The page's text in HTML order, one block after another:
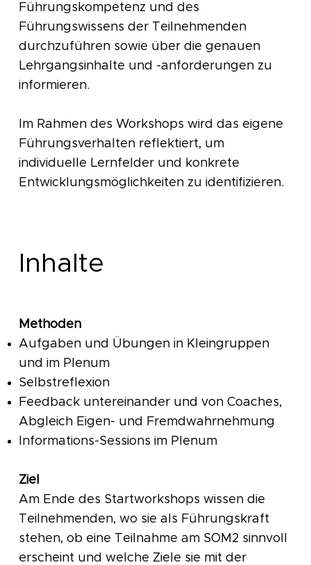
Führungskompetenz und des
Führungswissens der Teilnehmenden
durchzuführen sowie über die genauen
Lehrgangsinhalte und -anforderungen zu
informieren.
Im Rahmen des Workshops wird das eigene
Führungsverhalten reflektiert, um
individuelle Lernfelder und konkrete
Entwicklungsmöglichkeiten zu identifizieren.
Inhalte
Methoden
Aufgaben und Übungen in Kleingruppen
und im Plenum
Selbstreflexion
Feedback untereinander und von Coaches,
Abgleich Eigen- und Fremdwahrnehmung
Informations-Sessions im Plenum
Ziel
Am Ende des Startworkshops wissen die
Teilnehmenden, wo sie als Führungskraft
stehen, ob eine Teilnahme am SOM2 sinnvoll
erscheint und welche Ziele sie mit der